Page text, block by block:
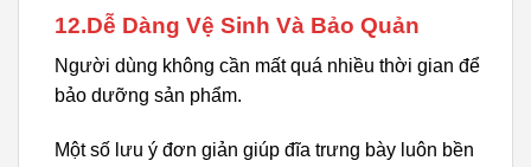
12.Dễ Dàng Vệ Sinh Và Bảo Quản
Người dùng không cần mất quá nhiều thời gian để
bảo dưỡng sản phẩm.
Một số lưu ý đơn giản giúp đĩa trưng bày luôn bền